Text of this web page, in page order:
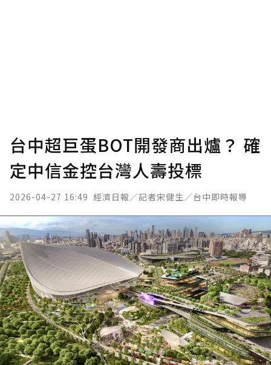
台中超巨蛋BOT開發商出爐？ 確
定中信金控台灣人壽投標
2026-04-27 16:49 經濟日報／記者宋健生／台中即時報導